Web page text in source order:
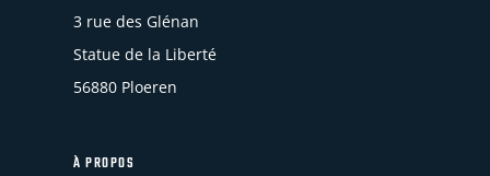
3 rue des Glénan
Statue de la Liberté
56880 Ploeren
À PROPOS